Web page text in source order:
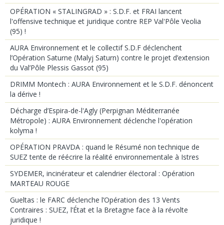
OPÉRATION « STALINGRAD » : S.D.F. et FRAI lancent
l'offensive technique et juridique contre REP Val'Pôle Veolia
(95) !
AURA Environnement et le collectif S.D.F déclenchent
l’Opération Saturne (Malyj Saturn) contre le projet d’extension
du Val’Pôle Plessis Gassot (95)
DRIMM Montech : AURA Environnement et le S.D.F. dénoncent
la dérive !
Décharge d’Espira-de-l'Agly (Perpignan Méditerranée
Métropole) : AURA Environnement déclenche l'opération
kolyma !
OPÉRATION PRAVDA : quand le Résumé non technique de
SUEZ tente de réécrire la réalité environnementale à Istres
SYDEMER, incinérateur et calendrier électoral : Opération
MARTEAU ROUGE
Gueltas : le FARC déclenche l’Opération des 13 Vents
Contraires : SUEZ, l’État et la Bretagne face à la révolte
juridique !